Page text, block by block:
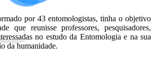
por 43 entomologistas, tinha o objetivo
que reunisse professores, pesquisadores,
no estudo da Entomologia e na sua
da humanidade.